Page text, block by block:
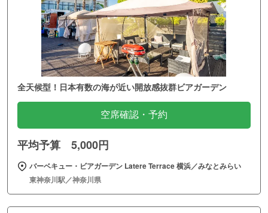
全天候型！日本有数の海が近い開放感抜群ビアガーデン
空席確認・予約
平均予算 5,000円
バーベキュー・ビアガーデン Latere Terrace 横浜／みなとみらい
東神奈川駅／神奈川県